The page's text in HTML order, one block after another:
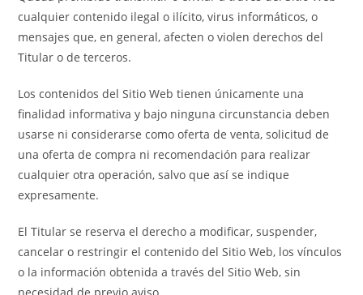
cualquier contenido ilegal o ilícito, virus informáticos, o
mensajes que, en general, afecten o violen derechos del
Titular o de terceros.
Los contenidos del Sitio Web tienen únicamente una
finalidad informativa y bajo ninguna circunstancia deben
usarse ni considerarse como oferta de venta, solicitud de
una oferta de compra ni recomendación para realizar
cualquier otra operación, salvo que así se indique
expresamente.
El Titular se reserva el derecho a modificar, suspender,
cancelar o restringir el contenido del Sitio Web, los vínculos
o la información obtenida a través del Sitio Web, sin